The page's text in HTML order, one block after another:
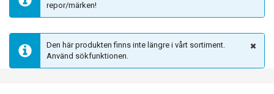
repor/märken!
Den här produkten finns inte längre i vårt sortiment.
Använd sökfunktionen.